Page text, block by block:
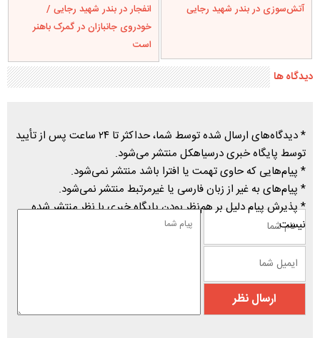
آتش‌سوزی در بندر شهید رجایی
انفجار در بندر شهید رجایی /
خودروی جانبازان در گمرک باهنر
است
دیدگاه ها
* دیدگاه‌های ارسال شده توسط شما، حداکثر تا ۲۴ ساعت پس از تأیید
توسط پایگاه خبری درسیاهکل منتشر می‌شود.
* پیام‌هایی که حاوی تهمت یا افترا باشد منتشر نمی‌شود.
* پیام‌های به غیر از زبان فارسی یا غیرمرتبط منتشر نمی‌شود.
* پذیرش پیام دلیل بر هم‌نظر بودن پایگاه خبری با نظر منتشر شده
نیست.